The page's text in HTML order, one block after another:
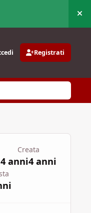
Registrati
Creata
4 anni4 anni